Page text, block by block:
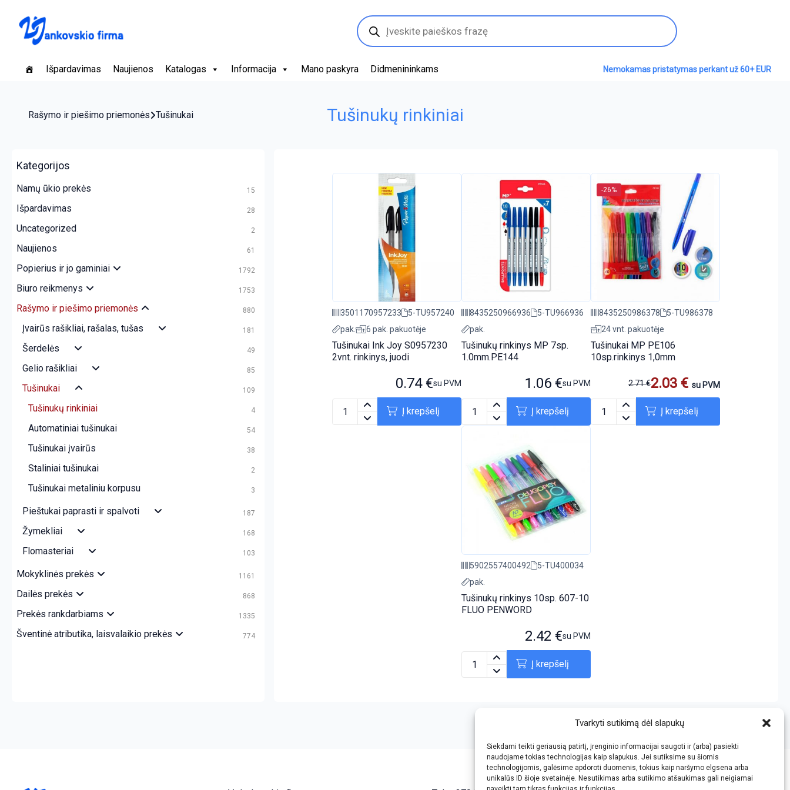
Tvarkyti sutikimą dėl slapukų
Siekdami teikti geriausią patirtį, įrenginio informacijai saugoti ir (arba) pasiekti
naudojame tokias technologijas kaip slapukus. Jei sutiksime su šiomis
technologijomis, galėsime apdoroti duomenis, tokius kaip naršymo elgsena arba
unikalūs ID šioje svetainėje. Nesutikimas arba sutikimo atšaukimas gali neigiamai
Products
search
Išpardavimas Naujienos Katalogas Informacija Mano paskyra Didmenininkams Nemokamas pristatymas perkant už 60+ EUR
Rašymo ir piešimo priemonės Tušinukai Tušinukų rinkiniai
3501170957233
5-TU957240
pak.
6 pak. pakuotėje
Tušinukai Ink Joy S0957230
2vnt. rinkinys, juodi
0.74 €su PVM
Į krepšelį
8435250966936
5-TU966936
pak.
Tušinukų rinkinys MP 7sp.
1.0mm.PE144
1.06 €su PVM
Į krepšelį
-26%
8435250986378
5-TU986378
24 vnt. pakuotėje
Tušinukai MP PE106
10sp.rinkinys 1,0mm
2.71€2.03 € su PVM
Į krepšelį
5902557400492
5-TU400034
pak.
Tušinukų rinkinys 10sp. 607-10
FLUO PENWORD
2.42 €su PVM
Į krepšelį
Kategorijos
Namų ūkio prekės 15
Išpardavimas 28
Uncategorized 2
Naujienos 61
Popierius ir jo gaminiai 1792
Biuro reikmenys 1753
Rašymo ir piešimo priemonės 880
Įvairūs rašikliai, rašalas, tušas 181
Šerdelės 49
Gelio rašikliai 85
Tušinukai 109
Tušinukų rinkiniai 4
Automatiniai tušinukai 54
Tušinukai įvairūs 38
Staliniai tušinukai 2
Tušinukai metaliniu korpusu 3
Pieštukai paprasti ir spalvoti 187
Žymekliai 168
Flomasteriai 103
Mokyklinės prekės 1161
Dailės prekės 868
Prekės rankdarbiams 1335
Šventinė atributika, laisvalaikio prekės 774